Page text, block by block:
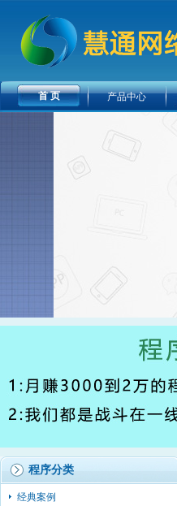
首 页 产品中心
程序分类
经典案例